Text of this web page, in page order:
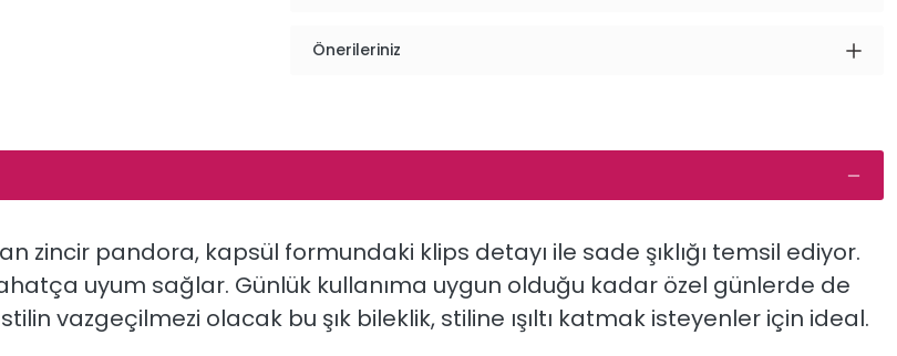
Önerileriniz
zincir pandora, kapsül formundaki klips detayı ile sade şıklığı temsil ediyor.
uyum sağlar. Günlük kullanıma uygun olduğu kadar özel günlerde de
stilin vazgeçilmezi olacak bu şık bileklik, stiline ışıltı katmak isteyenler için ideal.